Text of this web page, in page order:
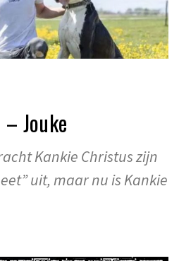
Jouke
Kankie Christus zijn
uit, maar nu is Kankie